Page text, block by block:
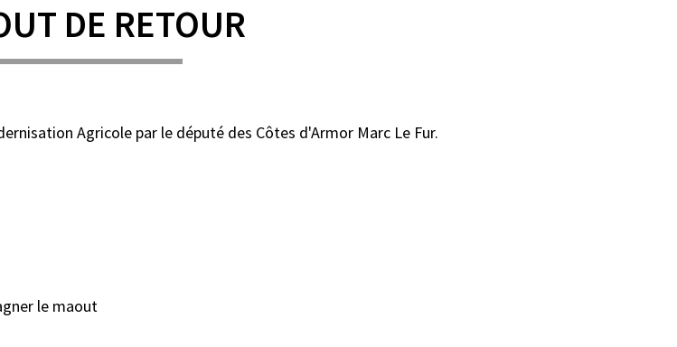
DE RETOUR
Agricole par le député des Côtes d'Armor Marc Le Fur.
le maout